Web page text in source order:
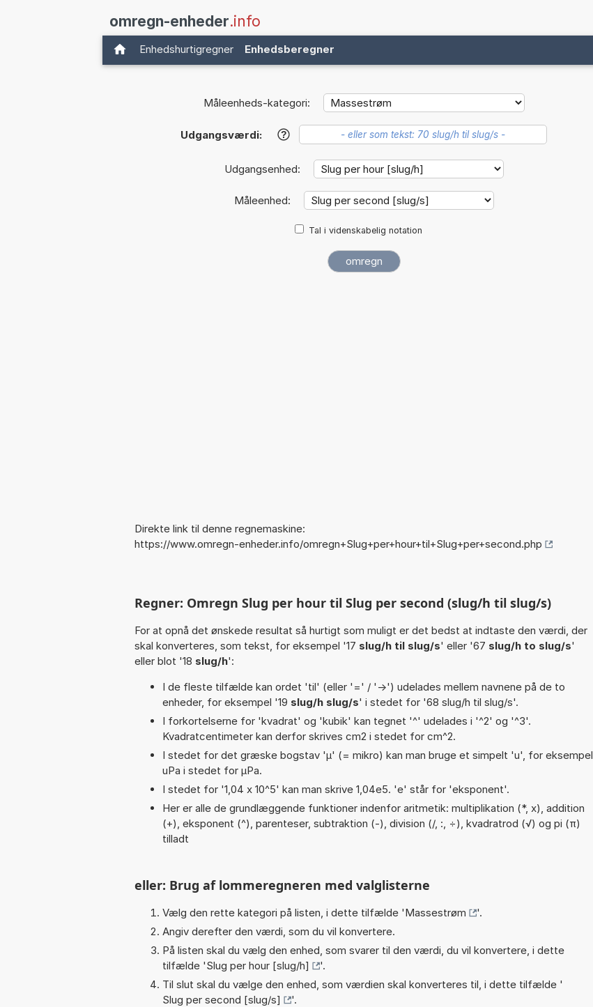
omregn-enheder.info
Enhedshurtigregner Enhedsberegner
Måleenheds-kategori:
Udgangsværdi: ?
Udgangsenhed:
Måleenhed:
Tal i videnskabelig notation
Direkte link til denne regnemaskine:
https://www.omregn-enheder.info/omregn+Slug+per+hour+til+Slug+per+second.php
Regner: Omregn Slug per hour til Slug per second (slug/h til slug/s)
For at opnå det ønskede resultat så hurtigt som muligt er det bedst at indtaste den værdi, der
skal konverteres, som tekst, for eksempel '17 slug/h til slug/s' eller '67 slug/h to slug/s'
eller blot '18 slug/h':
I de fleste tilfælde kan ordet 'til' (eller '=' / '->') udelades mellem navnene på de to
enheder, for eksempel '19 slug/h slug/s' i stedet for '68 slug/h til slug/s'.
I forkortelserne for 'kvadrat' og 'kubik' kan tegnet '^' udelades i '^2' og '^3'.
Kvadratcentimeter kan derfor skrives cm2 i stedet for cm^2.
I stedet for det græske bogstav 'µ' (= mikro) kan man bruge et simpelt 'u', for eksempel
uPa i stedet for µPa.
I stedet for '1,04 x 10^5' kan man skrive 1,04e5. 'e' står for 'eksponent'.
Her er alle de grundlæggende funktioner indenfor aritmetik: multiplikation (*, x), addition
(+), eksponent (^), parenteser, subtraktion (-), division (/, :, ÷), kvadratrod (√) og pi (π)
tilladt
eller: Brug af lommeregneren med valglisterne
Vælg den rette kategori på listen, i dette tilfælde 'Massestrøm
'.
Angiv derefter den værdi, som du vil konvertere.
På listen skal du vælg den enhed, som svarer til den værdi, du vil konvertere, i dette
tilfælde 'Slug per hour [slug/h]
'.
Til slut skal du vælge den enhed, som værdien skal konverteres til, i dette tilfælde '
Slug per second [slug/s]
'.